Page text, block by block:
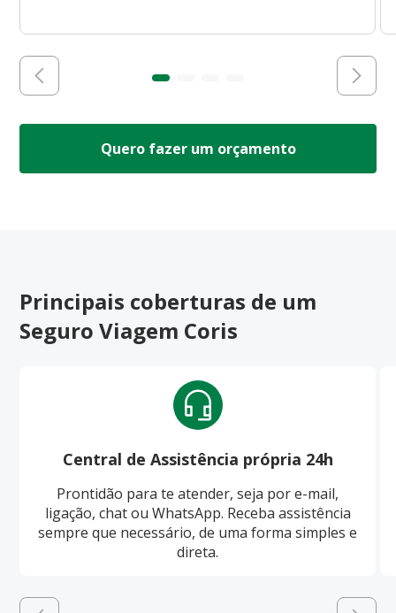
Quero fazer um orçamento
Principais coberturas de um
Seguro Viagem Coris
Central de Assistência própria 24h
Prontidão para te atender, seja por e-mail,
ligação, chat ou WhatsApp. Receba assistência
sempre que necessário, de uma forma simples e
direta.